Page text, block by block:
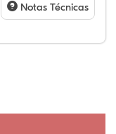
Notas Técnicas